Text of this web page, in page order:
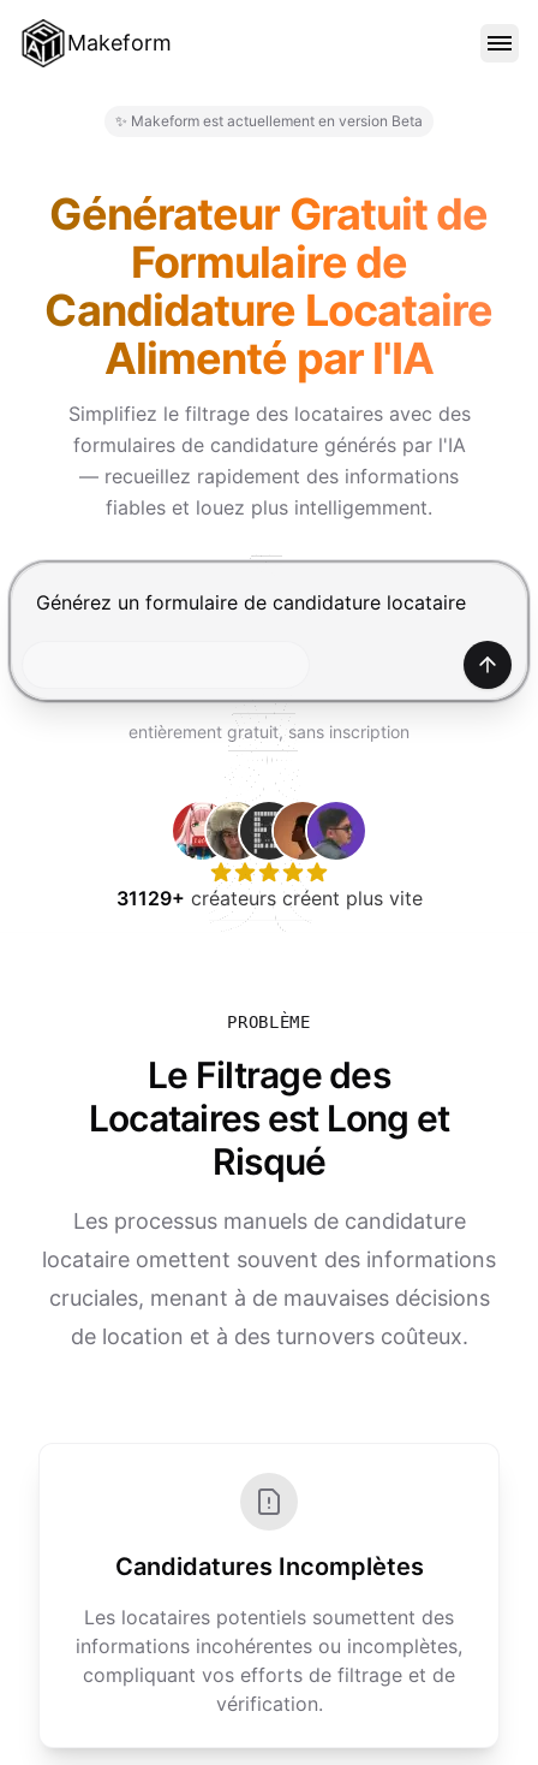
Makeform
TARIFS
SE CONNECTER
✨ Makeform est actuellement en version Beta
Générateur Gratuit de
Formulaire de
Candidature Locataire
Alimenté par l'IA
Simplifiez le filtrage des locataires avec des
formulaires de candidature générés par l'IA
— recueillez rapidement des informations
fiables et louez plus intelligemment.
Appuyez sur Entrée pour envoyer, Maj+Entrée pour
entièrement gratuit, sans inscription
31129+ créateurs créent plus vite
PROBLÈME
Le Filtrage des
Locataires est Long et
Risqué
Les processus manuels de candidature
locataire omettent souvent des informations
cruciales, menant à de mauvaises décisions
de location et à des turnovers coûteux.
Candidatures Incomplètes
Les locataires potentiels soumettent des
informations incohérentes ou incomplètes,
compliquant vos efforts de filtrage et de
vérification.